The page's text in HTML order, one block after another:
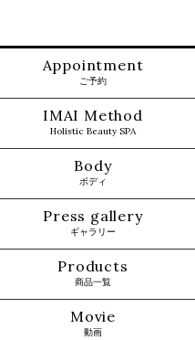
Appointment
ご予約
IMAI Method
Holistic Beauty SPA
Body
ボディ
Press gallery
ギャラリー
Products
商品一覧
Movie
動画